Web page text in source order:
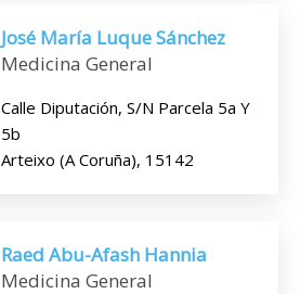
José María Luque Sánchez
Medicina General
Calle Diputación, S/N Parcela 5a Y
5b
Arteixo (A Coruña), 15142
Raed Abu-Afash Hannia
Medicina General